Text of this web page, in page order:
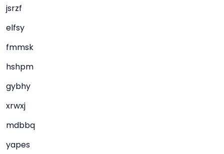
jsrzf
elfsy
fmmsk
hshpm
gybhy
xrwxj
mdbbq
yapes